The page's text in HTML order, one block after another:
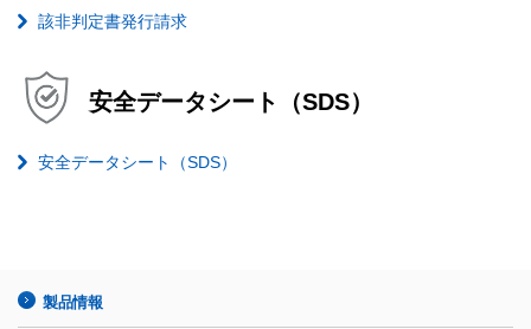
該非判定書発行請求
安全データシート（SDS）
安全データシート（SDS）
製品情報